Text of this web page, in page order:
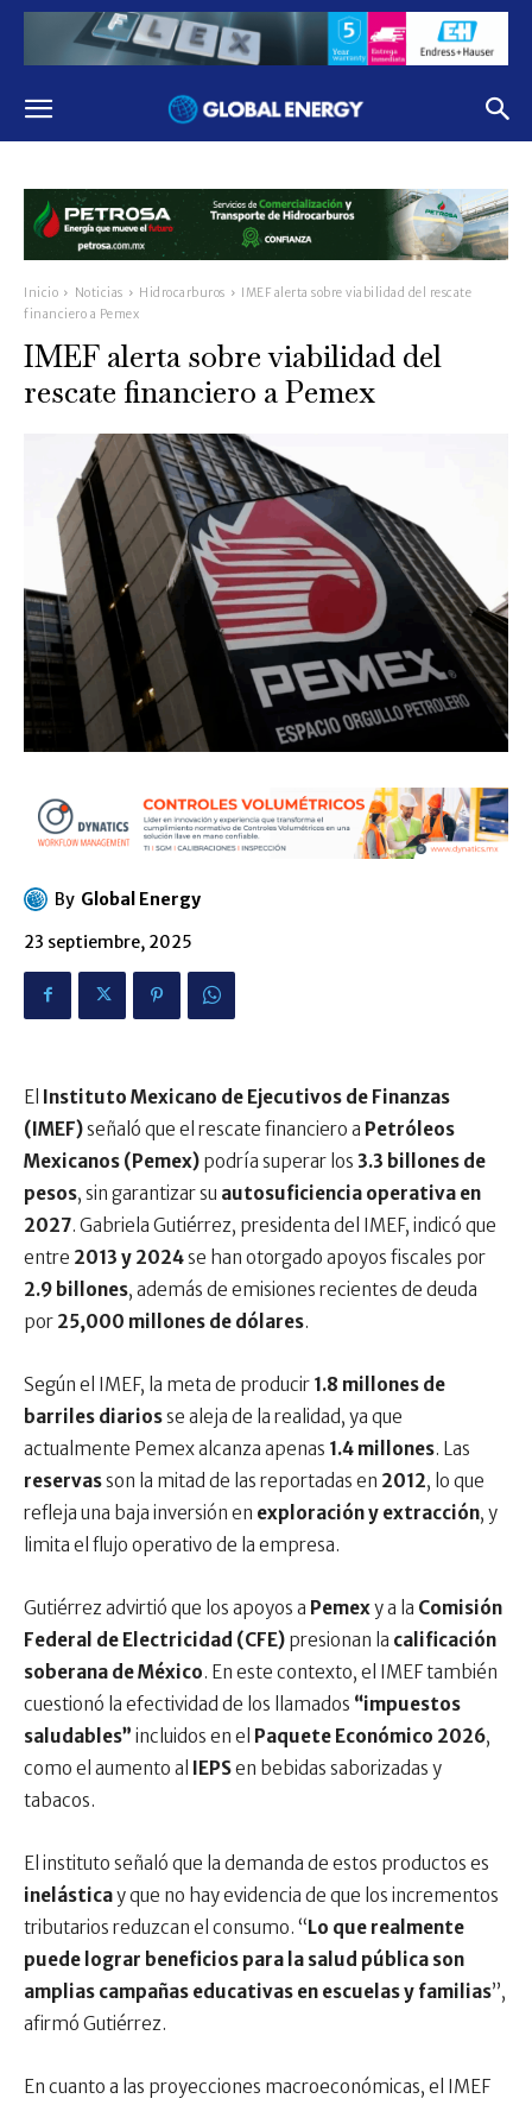
Inicio Noticias Hidrocarburos
IMEF alerta sobre viabilidad del rescate
financiero a Pemex
IMEF alerta sobre viabilidad del
rescate financiero a Pemex
By Global Energy
23 septiembre, 2025
El Instituto Mexicano de Ejecutivos de Finanzas
(IMEF)señaló que el rescate financiero a Petróleos
Mexicanos (Pemex) podría superar los 3.3 billones de
pesos, sin garantizar su autosuficiencia operativa en
2027. Gabriela Gutiérrez, presidenta del IMEF, indicó que
entre 2013 y 2024se han otorgado apoyos fiscales por
2.9 billones, además de emisiones recientes de deuda
por 25,000 millones de dólares.
Según el IMEF, la meta de producir 1.8 millones de
barriles diariosse aleja de la realidad, ya que
actualmente Pemex alcanza apenas 1.4 millones. Las
reservasson la mitad de las reportadas en 2012, lo que
refleja una baja inversión en exploración y extracción, y
limita el flujo operativo de la empresa.
Gutiérrez advirtió que los apoyos a Pemexy a la Comisión
Federal de Electricidad (CFE) presionan la calificación
soberana de México. En este contexto, el IMEF también
cuestionó la efectividad de los llamados “impuestos
saludables” incluidos en el Paquete Económico 2026,
como el aumento al IEPSen bebidas saborizadas y
tabacos.
El instituto señaló que la demanda de estos productos es
inelásticay que no hay evidencia de que los incrementos
tributarios reduzcan el consumo. “Lo que realmente
puede lograr beneficios para la salud pública son
amplias campañas educativas en escuelas y familias”,
afirmó Gutiérrez.
En cuanto a las proyecciones macroeconómicas, el IMEF